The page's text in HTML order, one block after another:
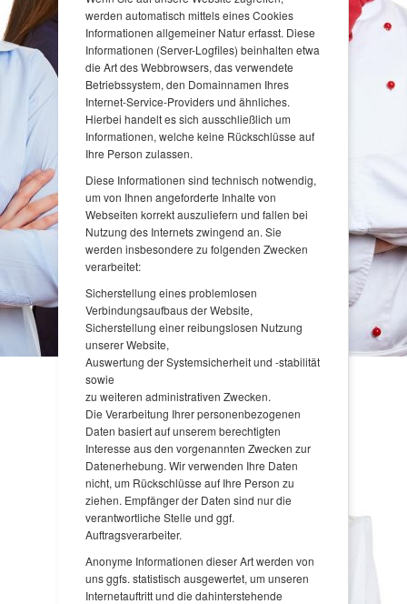
werden automatisch mittels eines Cookies
Informationen allgemeiner Natur erfasst. Diese
Informationen (Server-Logfiles) beinhalten etwa
die Art des Webbrowsers, das verwendete
Betriebssystem, den Domainnamen Ihres
Internet-Service-Providers und ähnliches.
Hierbei handelt es sich ausschließlich um
Informationen, welche keine Rückschlüsse auf
Ihre Person zulassen.
Diese Informationen sind technisch notwendig,
um von Ihnen angeforderte Inhalte von
Webseiten korrekt auszuliefern und fallen bei
Nutzung des Internets zwingend an. Sie
werden insbesondere zu folgenden Zwecken
verarbeitet:
Sicherstellung eines problemlosen
Verbindungsaufbaus der Website,
Sicherstellung einer reibungslosen Nutzung
unserer Website,
Auswertung der Systemsicherheit und -stabilität
sowie
zu weiteren administrativen Zwecken.
Die Verarbeitung Ihrer personenbezogenen
Daten basiert auf unserem berechtigten
Interesse aus den vorgenannten Zwecken zur
Datenerhebung. Wir verwenden Ihre Daten
nicht, um Rückschlüsse auf Ihre Person zu
ziehen. Empfänger der Daten sind nur die
verantwortliche Stelle und ggf.
Auftragsverarbeiter.
Anonyme Informationen dieser Art werden von
uns ggfs. statistisch ausgewertet, um unseren
Internetauftritt und die dahinterstehende